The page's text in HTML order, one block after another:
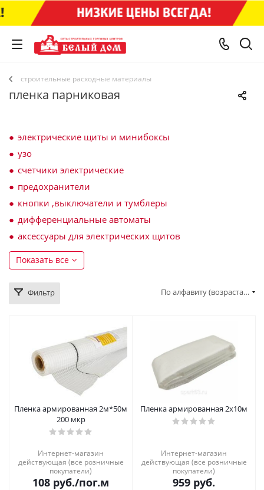
строительные расходные материалы
пленка парниковая
электрические щиты и минибоксы
узо
счетчики электрические
предохранители
кнопки ,выключатели и тумблеры
дифференциальные автоматы
аксессуары для электрических щитов
Показать все
Фильтр По алфавиту (возрастание)
Пленка армированная 2м*50м
200 мкр
Интернет-магазин
действующая (все розничные
покупатели)
108 руб./пог.м
Пленка армированная 2х10м
Интернет-магазин
действующая (все розничные
покупатели)
959 руб.